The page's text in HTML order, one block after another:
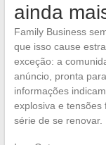
ainda
Family Business
que isso cause
exceção: a
anúncio, pronta
informações
explosiva e tensões
série de se renovar.